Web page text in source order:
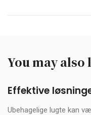
You may also
Effektive
Ubehagelige lugte kan